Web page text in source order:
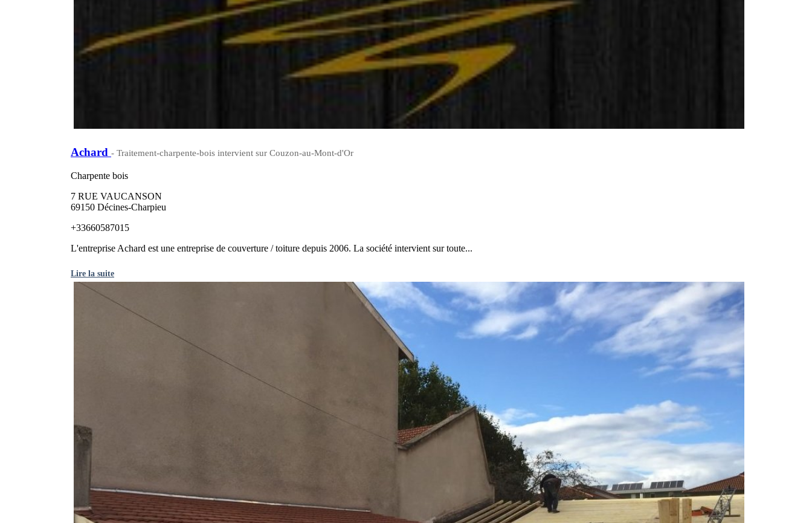
Achard - Traitement-charpente-bois intervient sur Couzon-au-Mont-d'Or
Charpente bois
7 RUE VAUCANSON
69150 Décines-Charpieu
+33660587015
L'entreprise Achard est une entreprise de couverture / toiture depuis 2006. La société intervient sur toute...
Lire la suite